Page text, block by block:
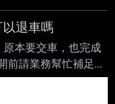
雖然我里程數不高
不到什麼油錢 但電
車妥善率不高+維修
錢 請問這樣理解是
退車嗎
本要交車，也完成
前請業務幫忙補足胎
保養廠內移車時，